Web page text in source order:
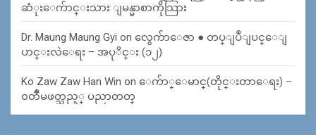
ဆံုးေက်ာင္းသား ျမန္မာစာကိုသြား
Dr. Maung Maung Gyi on လွေက်ာေဇာ ● တပ္ျပဳျပင္ေျ
ပာင္းလဲေရး – အပုိင္း (၁၂)
Ko Zaw Zaw Han Win on ေက်ာ္ေမာင္(တိုင္းတာေရး) –
၀တၳဳမဖတ္သည့္ ပညာတတ္